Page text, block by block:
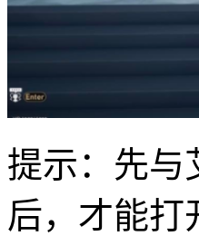
提示：先与
后，才能打